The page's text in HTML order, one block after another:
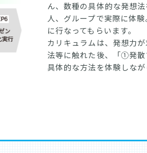
ん、数種の具体的な発想
人、グループで実際に体
に行なってもらいます。
カリキュラムは、発想力
法等に触れた後、「①発
具体的な方法を体験しな